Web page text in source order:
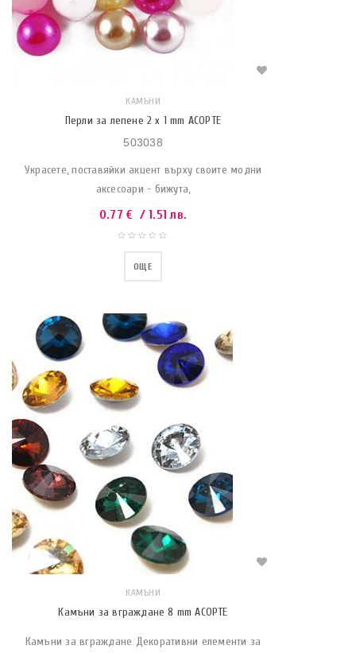
КАМЪНИ
Перли за лепене 2 x 1 mm АСОРТЕ
503038
Украсете, поставяйки акцент върху своите модни
аксесоари - бижута,
0.77€ / 1.51 лв.
ОЩЕ
КАМЪНИ
Камъни за вграждане 8 mm АСОРТЕ
Камъни за вграждане Декоративни елементи за